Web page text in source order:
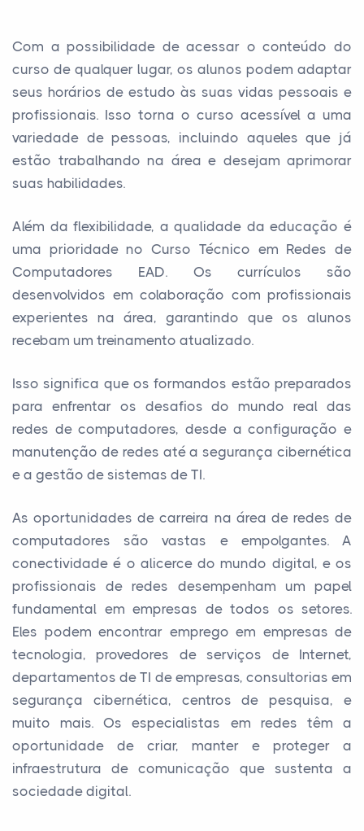
Com a possibilidade de acessar o conteúdo do
curso de qualquer lugar, os alunos podem adaptar
seus horários de estudo às suas vidas pessoais e
profissionais. Isso torna o curso acessível a uma
variedade de pessoas, incluindo aqueles que já
estão trabalhando na área e desejam aprimorar
suas habilidades.
Além da flexibilidade, a qualidade da educação é
uma prioridade no Curso Técnico em Redes de
Computadores EAD. Os currículos são
desenvolvidos em colaboração com profissionais
experientes na área, garantindo que os alunos
recebam um treinamento atualizado.
Isso significa que os formandos estão preparados
para enfrentar os desafios do mundo real das
redes de computadores, desde a configuração e
manutenção de redes até a segurança cibernética
e a gestão de sistemas de TI.
As oportunidades de carreira na área de redes de
computadores são vastas e empolgantes. A
conectividade é o alicerce do mundo digital, e os
profissionais de redes desempenham um papel
fundamental em empresas de todos os setores.
Eles podem encontrar emprego em empresas de
tecnologia, provedores de serviços de Internet,
departamentos de TI de empresas, consultorias em
segurança cibernética, centros de pesquisa, e
muito mais. Os especialistas em redes têm a
oportunidade de criar, manter e proteger a
infraestrutura de comunicação que sustenta a
sociedade digital.